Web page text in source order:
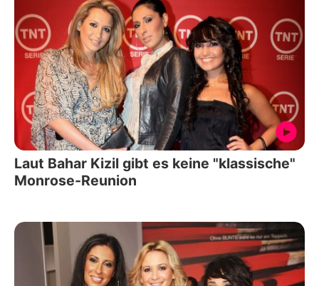
Laut Bahar Kizil gibt es keine "klassische"
Monrose-Reunion